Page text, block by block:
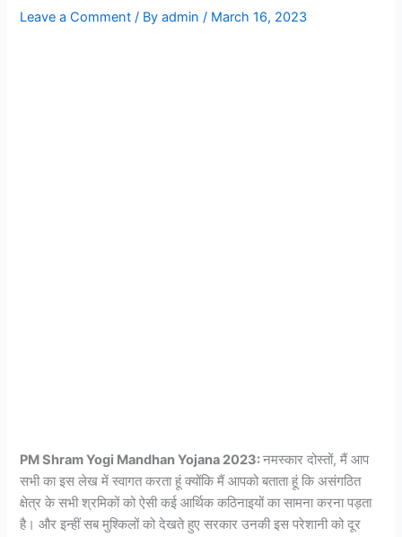
Leave a Comment / Byadmin/ March 16, 2023
PM Shram Yogi Mandhan Yojana 2023:नमस्कार दोस्तों, मैं आप
सभी का इस लेख में स्वागत करता हूं क्योंकि मैं आपको बताता हूं कि असंगठित
क्षेत्र के सभी श्रमिकों को ऐसी कई आर्थिक कठिनाइयों का सामना करना पड़ता
है। और इन्हीं सब मुश्किलों को देखते हुए सरकार उनकी इस परेशानी को दूर